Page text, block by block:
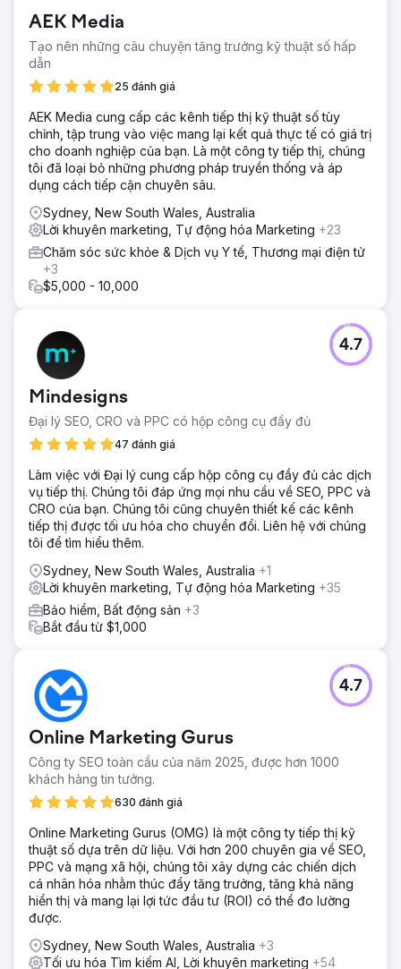
AEK Media
Tạo nên những câu chuyện tăng trưởng kỹ thuật số hấp
dẫn
25 đánh giá
AEK Media cung cấp các kênh tiếp thị kỹ thuật số tùy
chỉnh, tập trung vào việc mang lại kết quả thực tế có giá trị
cho doanh nghiệp của bạn. Là một công ty tiếp thị, chúng
tôi đã loại bỏ những phương pháp truyền thống và áp
dụng cách tiếp cận chuyên sâu.
Sydney, New South Wales, Australia
Lời khuyên marketing, Tự động hóa Marketing +23
Chăm sóc sức khỏe & Dịch vụ Y tế, Thương mại điện tử
+3
$5,000 - 10,000
Mindesigns
Đại lý SEO, CRO và PPC có hộp công cụ đầy đủ
47 đánh giá
4.7
Làm việc với Đại lý cung cấp hộp công cụ đầy đủ các dịch
vụ tiếp thị. Chúng tôi đáp ứng mọi nhu cầu về SEO, PPC và
CRO của bạn. Chúng tôi cũng chuyên thiết kế các kênh
tiếp thị được tối ưu hóa cho chuyển đổi. Liên hệ với chúng
tôi để tìm hiểu thêm.
Sydney, New South Wales, Australia +1
Lời khuyên marketing, Tự động hóa Marketing +35
Bảo hiểm, Bất động sản +3
Bắt đầu từ $1,000
Online Marketing Gurus
Công ty SEO toàn cầu của năm 2025, được hơn 1000
khách hàng tin tưởng.
630 đánh giá
4.7
Online Marketing Gurus (OMG) là một công ty tiếp thị kỹ
thuật số dựa trên dữ liệu. Với hơn 200 chuyên gia về SEO,
PPC và mạng xã hội, chúng tôi xây dựng các chiến dịch
cá nhân hóa nhằm thúc đẩy tăng trưởng, tăng khả năng
hiển thị và mang lại lợi tức đầu tư (ROI) có thể đo lường
được.
Sydney, New South Wales, Australia +3
Tối ưu hóa Tìm kiếm AI, Lời khuyên marketing +54